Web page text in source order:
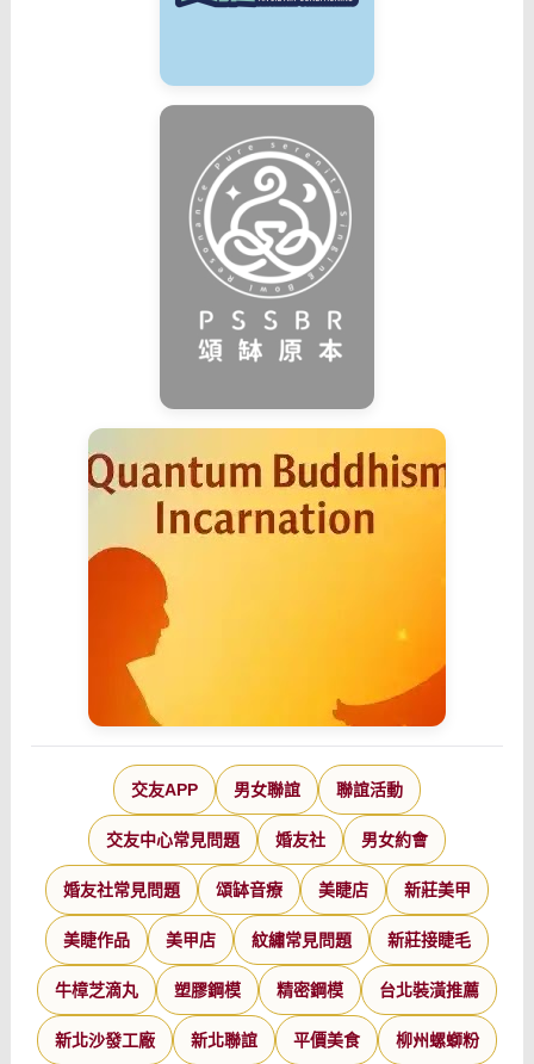
交友APP 男女聯誼 聯誼活動
交友中心常見問題 婚友社 男女約會
婚友社常見問題 頌缽音療 美睫店 新莊美甲
美睫作品 美甲店 紋繡常見問題 新莊接睫毛
牛樟芝滴丸 塑膠鋼模 精密鋼模 台北裝潢推薦
新北沙發工廠 新北聯誼 平價美食 柳州螺螄粉